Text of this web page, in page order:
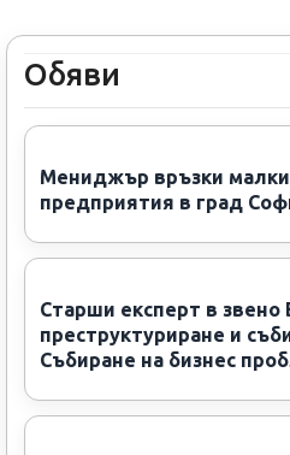
Обяви
Мениджър връзки
предприятия в град
Старши експерт в звено
преструктуриране и
Събиране на бизнес